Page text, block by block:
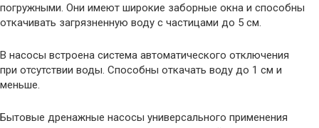
погружными. Они имеют широкие заборные окна и способны
откачивать загрязненную воду с частицами до 5 см.
В насосы встроена система автоматического отключения
при отсутствии воды. Способны откачать воду до 1 см и
меньше.
Бытовые дренажные насосы универсального применения